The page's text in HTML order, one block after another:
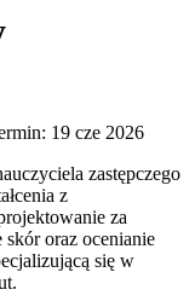
19 cze 2026
zastępczego
z
za
oraz ocenianie
się w